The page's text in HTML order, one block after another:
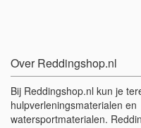
Over Reddingshop.nl
Bij Reddingshop.nl kun je
hulpverleningsmaterialen en
watersportmaterialen.